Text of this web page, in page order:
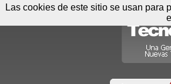
Las cookies de este sitio se usan para